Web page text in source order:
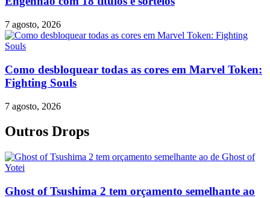
7 agosto, 2026
Como desbloquear todas as cores em Marvel Token:
Fighting Souls
7 agosto, 2026
Outros Drops
Ghost of Tsushima 2 tem orçamento semelhante ao